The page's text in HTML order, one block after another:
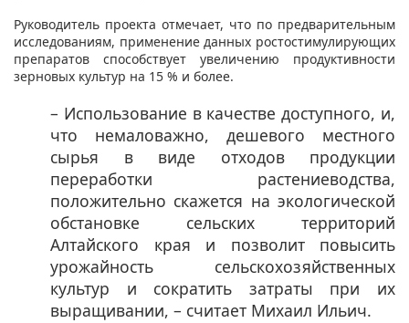
Руководитель проекта отмечает, что по предварительным
исследованиям, применение данных ростостимулирующих
препаратов способствует увеличению продуктивности
зерновых культур на 15 % и более.
– Использование в качестве доступного, и,
что немаловажно, дешевого местного
сырья в виде отходов продукции
переработки растениеводства,
положительно скажется на экологической
обстановке сельских территорий
Алтайского края и позволит повысить
урожайность сельскохозяйственных
культур и сократить затраты при их
выращивании, – считает Михаил Ильич.